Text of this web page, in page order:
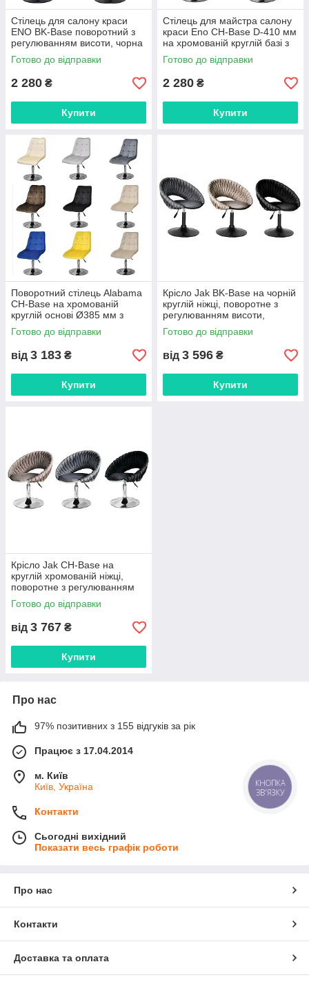
Стілець для салону краси
ENO BK-Base поворотний з
регулюванням висоти, чорна
кругла база Ø410 мм
Готово до відправки
2 280 ₴
Купити
Стілець для майстра салону
краси Eno CH-Base D-410 мм
на хромованій круглій базі з
регулюванням висоти
Готово до відправки
2 280 ₴
Купити
Поворотний стілець Alabama
CH-Base на хромованій
круглій основі Ø385 мм з
регулюванням висоти, вибір
оббивки та кольору
Готово до відправки
від 3 183 ₴
Купити
Крісло Jak BK-Base на чорній
круглій ніжці, поворотне з
регулюванням висоти,
оббивка велюр
Готово до відправки
від 3 596 ₴
Купити
Крісло Jak CH-Base на
круглій хромованій ніжці,
поворотне з регулюванням
висоти, оббивка велюр
Готово до відправки
від 3 767 ₴
Купити
Про нас
97% позитивних з 155 відгуків за рік
Працює з 17.04.2014
м. Київ
Київ, Україна
Контакти
Сьогодні вихідний
Показати весь графік роботи
Про нас
Контакти
Доставка та оплата
КНОПКА
ЗВ'ЯЗКУ